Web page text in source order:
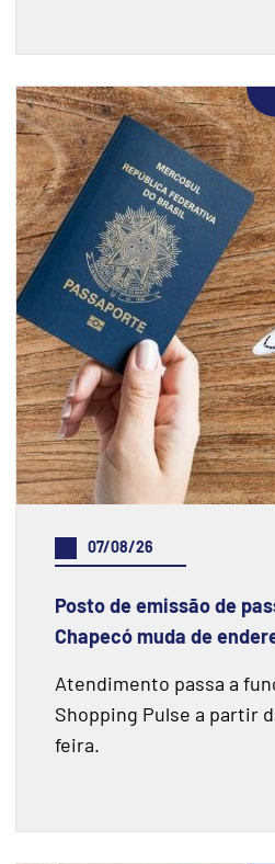
07/08/26
Posto de emissão de
Chapecó muda de
Atendimento passa a
Shopping Pulse a partir
feira.